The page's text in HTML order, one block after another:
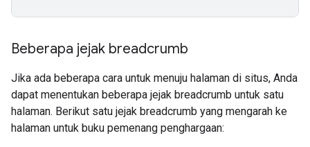
Beberapa jejak breadcrumb
Jika ada beberapa cara untuk menuju halaman di situs, Anda
dapat menentukan beberapa jejak breadcrumb untuk satu
halaman. Berikut satu jejak breadcrumb yang mengarah ke
halaman untuk buku pemenang penghargaan: